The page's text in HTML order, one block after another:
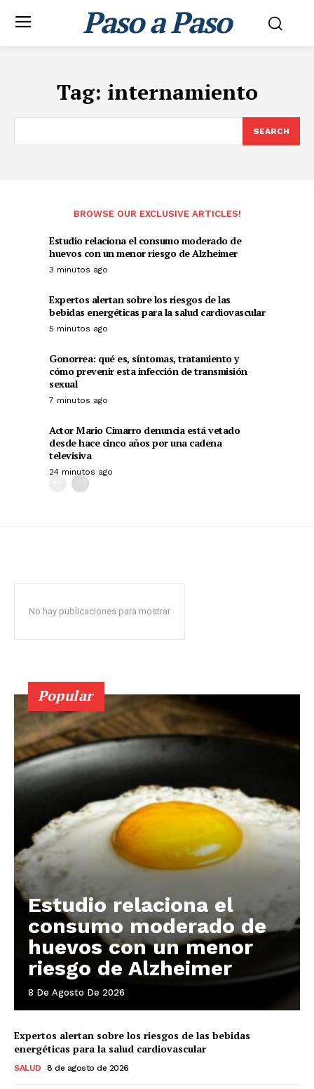
Paso a Paso
Tag: internamiento
SEARCH
BROWSE OUR EXCLUSIVE ARTICLES!
Estudio relaciona el consumo moderado de
huevos con un menor riesgo de Alzheimer
3 minutos ago
Expertos alertan sobre los riesgos de las
bebidas energéticas para la salud cardiovascular
5 minutos ago
Gonorrea: qué es, síntomas, tratamiento y
cómo prevenir esta infección de transmisión
sexual
7 minutos ago
Actor Mario Cimarro denuncia está vetado
desde hace cinco años por una cadena
televisiva
24 minutos ago
No hay publicaciones para mostrar
Popular
Estudio relaciona el
consumo moderado de
huevos con un menor
riesgo de Alzheimer
8 De Agosto De 2026
Expertos alertan sobre los riesgos de las bebidas
energéticas para la salud cardiovascular
SALUD 8 de agosto de 2026